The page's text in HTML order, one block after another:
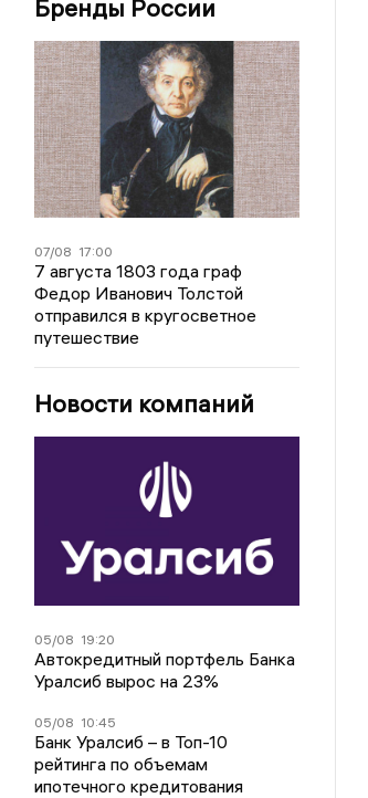
Бренды России
07/08 17:00
7 августа 1803 года граф
Федор Иванович Толстой
отправился в кругосветное
путешествие
Новости компаний
05/08 19:20
Автокредитный портфель Банка
Уралсиб вырос на 23%
05/08 10:45
Банк Уралсиб – в Топ-10
рейтинга по объемам
ипотечного кредитования